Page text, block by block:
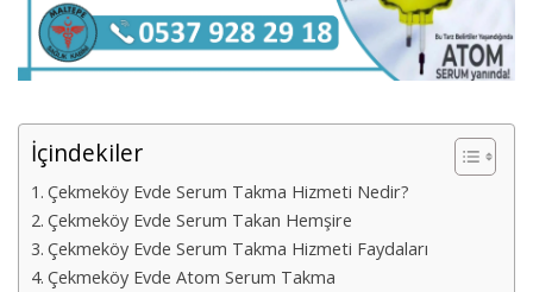
İçindekiler
Çekmeköy Evde Serum Takma Hizmeti Nedir?
Çekmeköy Evde Serum Takan Hemşire
Çekmeköy Evde Serum Takma Hizmeti Faydaları
Çekmeköy Evde Atom Serum Takma